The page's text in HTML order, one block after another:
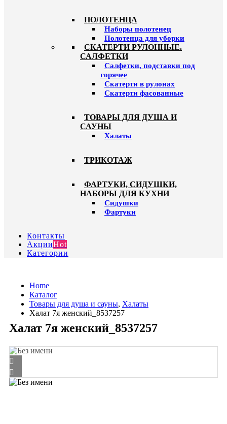
ПОЛОТЕНЦА
Наборы полотенец
Полотенца для уборки
СКАТЕРТИ РУЛОННЫЕ.
САЛФЕТКИ
Салфетки, подставки под
горячее
Скатерти в рулонах
Скатерти фасованные
ТОВАРЫ ДЛЯ ДУША И
САУНЫ
Халаты
ТРИКОТАЖ
ФАРТУКИ, СИДУШКИ,
НАБОРЫ ДЛЯ КУХНИ
Сидушки
Фартуки
Контакты
АкцииHot
Категории
Home
Каталог
Товары для душа и сауны, Халаты
Халат 7я женский_8537257
Халат 7я женский_8537257